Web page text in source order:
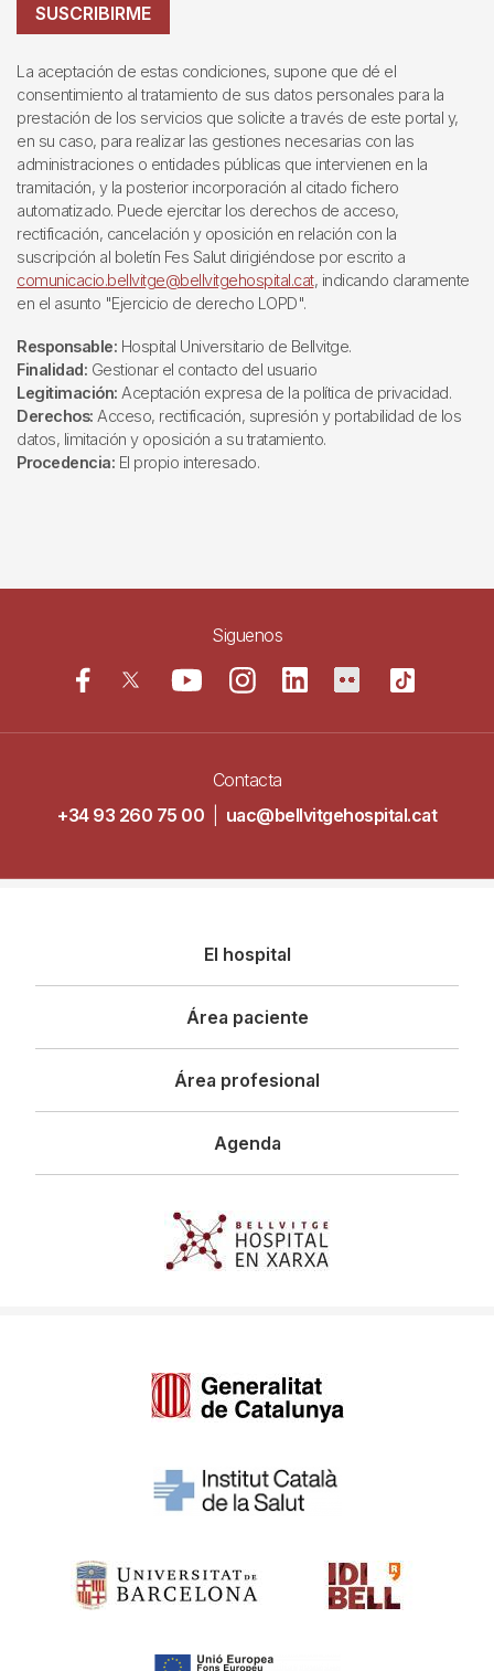
SUSCRIBIRME
La aceptación de estas condiciones, supone que dé el
consentimiento al tratamiento de sus datos personales para la
prestación de los servicios que solicite a través de este portal y,
en su caso, para realizar las gestiones necesarias con las
administraciones o entidades públicas que intervienen en la
tramitación, y la posterior incorporación al citado fichero
automatizado. Puede ejercitar los derechos de acceso,
rectificación, cancelación y oposición en relación con la
suscripción al boletín Fes Salut dirigiéndose por escrito a
comunicacio.bellvitge@bellvitgehospital.cat, indicando claramente
en el asunto "Ejercicio de derecho LOPD".
Responsable: Hospital Universitario de Bellvitge.
Finalidad: Gestionar el contacto del usuario
Legitimación: Aceptación expresa de la política de privacidad.
Derechos: Acceso, rectificación, supresión y portabilidad de los
datos, limitación y oposición a su tratamiento.
Procedencia: El propio interesado.
Siguenos
Contacta
+34 93 260 75 00
uac@bellvitgehospital.cat
principal
El hospital
Área paciente
Área profesional
Agenda